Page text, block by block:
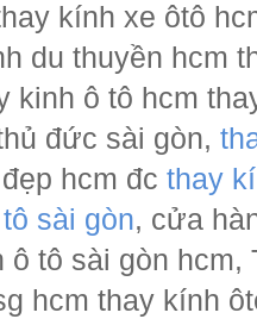
kính xe ôtô
du thuyền hcm
kinh ô tô hcm
đức sài gòn,
hcm đc thay
sài gòn, cửa
ô tô sài gòn hcm,
hcm thay kính